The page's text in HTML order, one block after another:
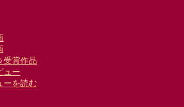
受賞作品
ュー
ーを読む